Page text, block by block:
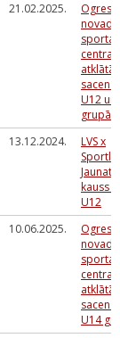
21.02.2025.
Ogres
novada
sporta
centra
atklātās
U12 un
grupām
13.12.2024.
LVS x
kauss
U12
10.06.2025.
Ogres
novada
sporta
centra
atklātās
U14